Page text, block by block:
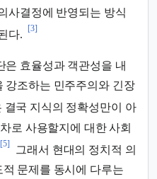
사결정에 반영되는 방식
다.
[3]
은 효율성과 객관성을 내
강조하는 민주주의와 긴장
결국 지식의 정확성만이 아
로 사용할지에 대한 사회
[5]
그래서 현대의 정치적 의
문제를 동시에 다루는